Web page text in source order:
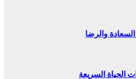
والرضا
الحياة السريعة